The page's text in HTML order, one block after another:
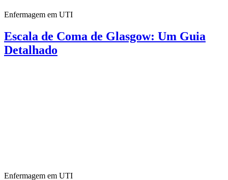
Enfermagem em UTI
Escala de Coma de Glasgow: Um Guia
Detalhado
Enfermagem em UTI